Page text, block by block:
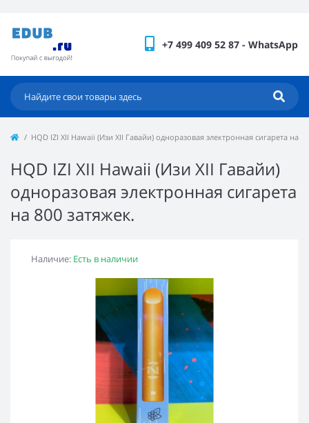
+7 499 409 52 87 - WhatsApp
HQD IZI XII Hawaii (Изи XII Гавайи) одноразовая электронная сигарета на
HQD IZI XII Hawaii (Изи XII Гавайи)
одноразовая электронная сигарета
на 800 затяжек.
Наличие: Есть в наличии